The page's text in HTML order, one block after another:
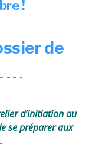
!
de
d’initiation au
se préparer aux